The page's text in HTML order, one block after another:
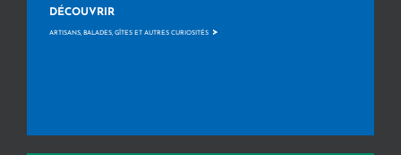
DÉCOUVRIR
ARTISANS, BALADES, GÎTES ET AUTRES CURIOSITÉS >